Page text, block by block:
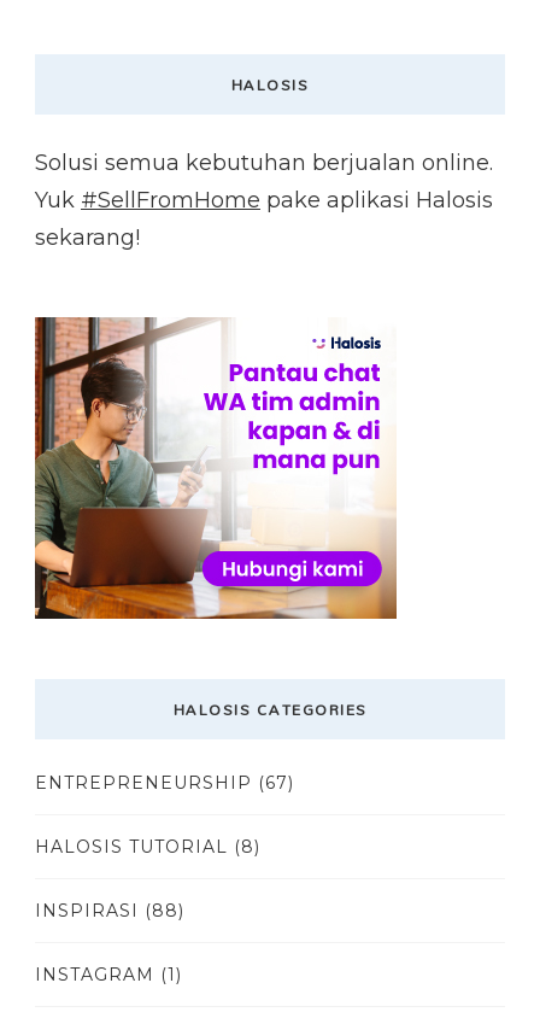
HALOSIS
Solusi semua kebutuhan berjualan online.
Yuk #SellFromHome pake aplikasi Halosis
sekarang!
HALOSIS CATEGORIES
ENTREPRENEURSHIP (67)
HALOSIS TUTORIAL (8)
INSPIRASI (88)
INSTAGRAM (1)